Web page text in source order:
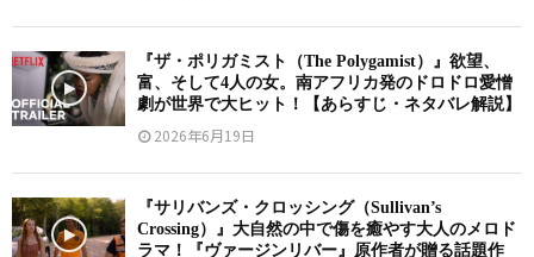
『ザ・ポリガミスト（The Polygamist）』欲望、
富、そして4人の女。南アフリカ発のドロドロ愛憎
劇が世界で大ヒット！【あらすじ・ネタバレ解説】
2026年6月19日
『サリバンズ・クロッシング（Sullivan’s
Crossing）』大自然の中で傷を癒やす大人のメロド
ラマ！『ヴァージンリバー』原作者が贈る話題作